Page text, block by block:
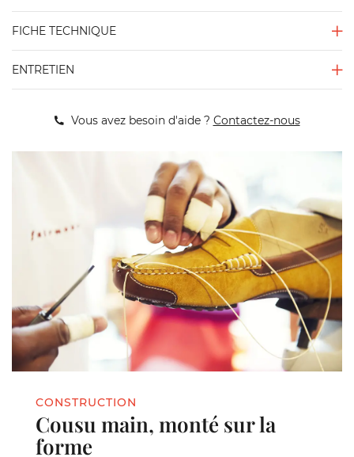
FICHE TECHNIQUE
ENTRETIEN
Vous avez besoin d'aide ? Contactez-nous
CONSTRUCTION
Cousu main, monté sur la
forme